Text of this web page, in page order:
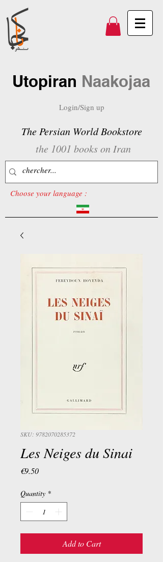
Utopiran Naakojaa
Login/Sign up
The Persian World Bookstore
the 1001 books on Iran
Choose your language :
SKU: 9782070285372
Les Neiges du Sinai
€9.50Price
Quantity *
Add to Cart